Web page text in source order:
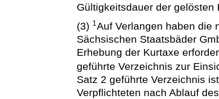
Gültigkeitsdauer der
(3) 1Auf Verlangen haben die
Sächsischen Staatsbäder
Erhebung der Kurtaxe
geführte Verzeichnis zur
Satz 2 geführte Verzeichnis
Verpflichteten nach Ablauf